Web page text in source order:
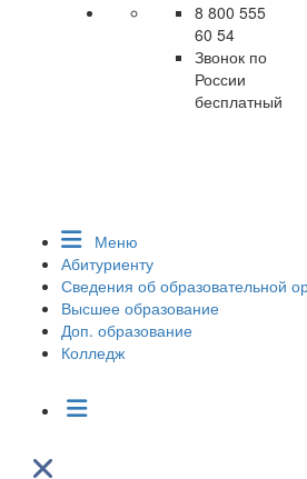
8 800 555
60 54
Звонок по
России
бесплатный
Меню
Абитуриенту
Сведения об образовательной
Высшее образование
Доп. образование
Колледж